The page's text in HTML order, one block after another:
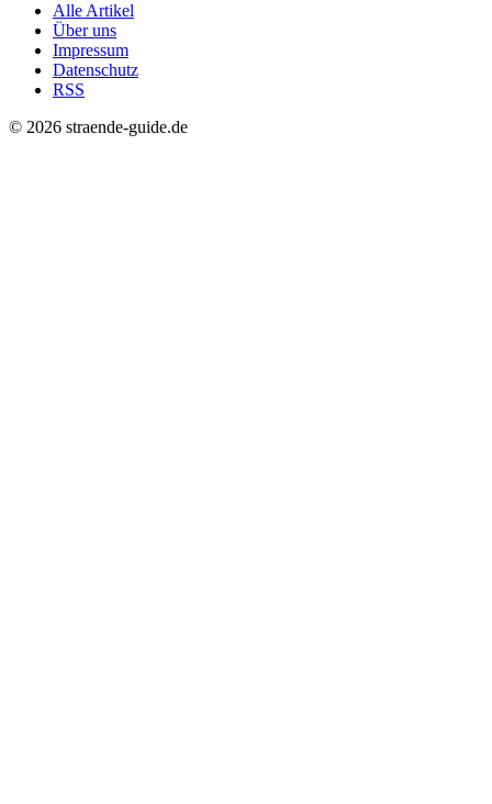
Alle Artikel
Über uns
Impressum
Datenschutz
RSS
© 2026 straende-guide.de